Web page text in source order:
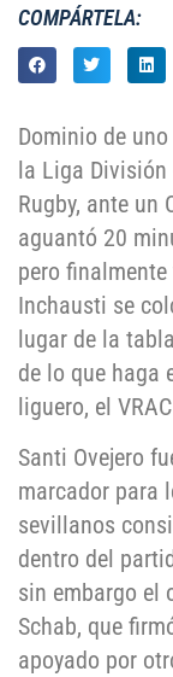
COMPÁRTELA:
Dominio de
la Liga División
Rugby, ante un
aguantó 20
pero
Inchausti se
lugar de la
de lo que haga
liguero, el
Santi Ovejero
marcador para
sevillanos
dentro del
sin embargo el
Schab, que
apoyado por